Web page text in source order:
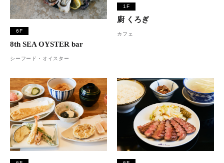
6F
8th SEA OYSTER bar
シーフード・オイスター
1F
廚 くろぎ
カフェ